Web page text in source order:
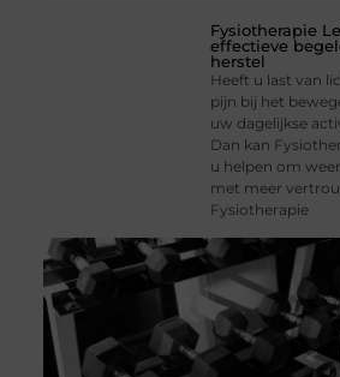
Fysiotherapie
effectieve
herstel
Heeft u last van
pijn bij het
uw dagelijkse
Dan kan
u helpen om
met meer
Fysiotherapie